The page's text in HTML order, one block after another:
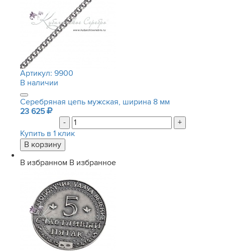
Артикул: 9900
В наличии
Серебряная цепь мужская, ширина 8 мм
23 625
-
+
Купить в 1 клик
В избранном В избранное